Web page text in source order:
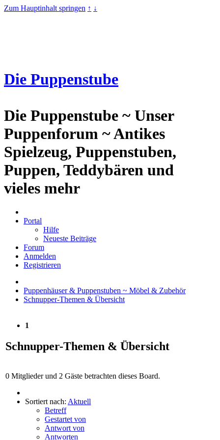
Zum Hauptinhalt springen ↑ ↓
Die Puppenstube
Die Puppenstube ~ Unser
Puppenforum ~ Antikes
Spielzeug, Puppenstuben,
Puppen, Teddybären und
vieles mehr
Portal
Hilfe
Neueste Beiträge
Forum
Anmelden
Registrieren
Puppenhäuser & Puppenstuben ~ Möbel & Zubehör
Schnupper-Themen & Übersicht
1
Schnupper-Themen & Übersicht
0 Mitglieder und 2 Gäste betrachten dieses Board.
Sortiert nach: Aktuell
Betreff
Gestartet von
Antwort von
Antworten